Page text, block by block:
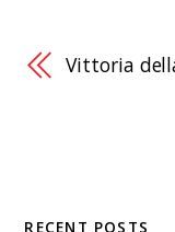
Vittoria
RECENT POSTS